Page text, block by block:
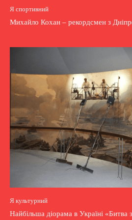
Я спортивний
Михайло Кохан – рекордсмен з
Я культурний
Найбільша діорама в Україні «Битва